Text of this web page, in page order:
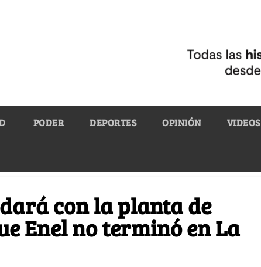
PODER DEPORTES OPINIÓN VIDEOS
con la planta de
Enel no terminó en La